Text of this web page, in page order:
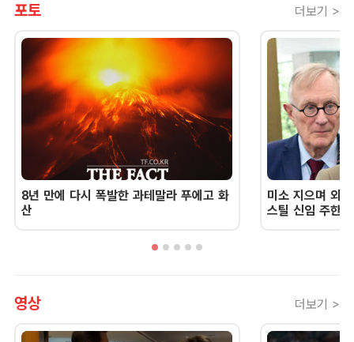
포토 더보기 >
8년 만에 다시 폭발한 과테말라 푸에고 화
산
미소 지으며 외
스틸 신임 주한
영상 더보기 >